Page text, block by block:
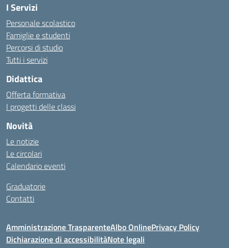
I Servizi
Personale scolastico
Famiglie e studenti
Percorsi di studio
Tutti i servizi
Didattica
Offerta formativa
I progetti delle classi
Novità
Le notizie
Le circolari
Calendario eventi
Graduatorie
Contatti
Amministrazione TrasparenteAlbo OnlinePrivacy Policy
Dichiarazione di accessibilitàNote legali